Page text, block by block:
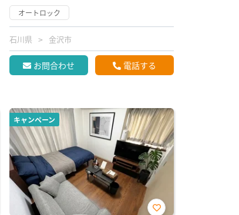
オートロック
石川県 金沢市
お問合わせ 電話する
キャンペーン